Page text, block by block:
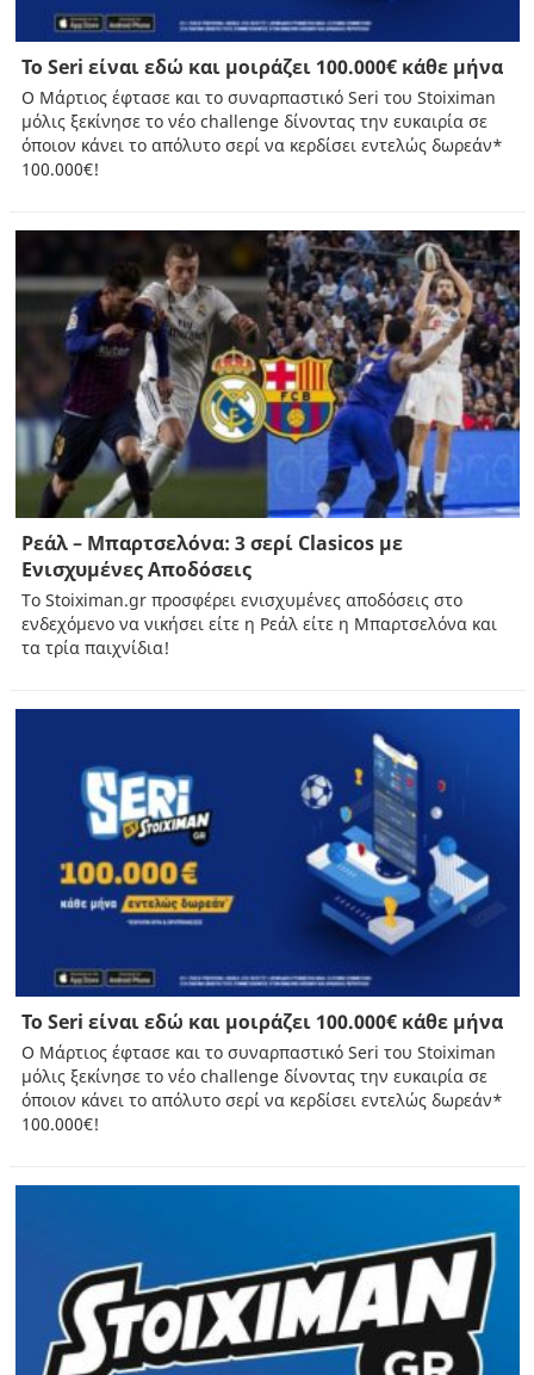
Το Seri είναι εδώ και μοιράζει 100.000€ κάθε μήνα
Ο Μάρτιος έφτασε και τo συναρπαστικό Seri του Stoiximan
μόλις ξεκίνησε το νέο challenge δίνοντας την ευκαιρία σε
όποιον κάνει το απόλυτο σερί να κερδίσει εντελώς δωρεάν*
100.000€!
Ρεάλ – Μπαρτσελόνα: 3 σερί Clasicos με
Ενισχυμένες Αποδόσεις
To Stoiximan.gr προσφέρει ενισχυμένες αποδόσεις στο
ενδεχόμενο να νικήσει είτε η Ρεάλ είτε η Μπαρτσελόνα και
τα τρία παιχνίδια!
Το Seri είναι εδώ και μοιράζει 100.000€ κάθε μήνα
Ο Μάρτιος έφτασε και τo συναρπαστικό Seri του Stoiximan
μόλις ξεκίνησε το νέο challenge δίνοντας την ευκαιρία σε
όποιον κάνει το απόλυτο σερί να κερδίσει εντελώς δωρεάν*
100.000€!